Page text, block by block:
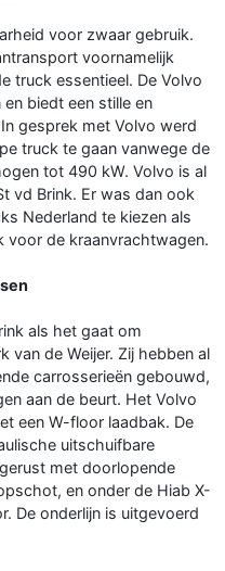
voor zwaar gebruik.
voornamelijk
truck essentieel. De Volvo
biedt een stille en
gesprek met Volvo werd
truck te gaan vanwege de
tot 490 kW. Volvo is al
vd Brink. Er was dan ook
Nederland te kiezen als
voor de kraanvrachtwagen.
als het gaat om
van de Weijer. Zij hebben al
carrosserieën gebouwd,
aan de beurt. Het Volvo
een W-floor laadbak. De
uitschuifbare
met doorlopende
en onder de Hiab X-
De onderlijn is uitgevoerd